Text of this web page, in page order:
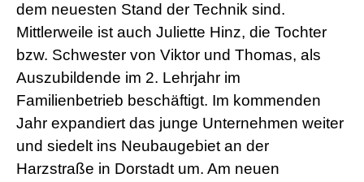
dem neuesten Stand der Technik sind.
Mittlerweile ist auch Juliette Hinz, die Tochter
bzw. Schwester von Viktor und Thomas, als
Auszubildende im 2. Lehrjahr im
Familienbetrieb beschäftigt. Im kommenden
Jahr expandiert das junge Unternehmen weiter
und siedelt ins Neubaugebiet an der
Harzstraße in Dorstadt um. Am neuen